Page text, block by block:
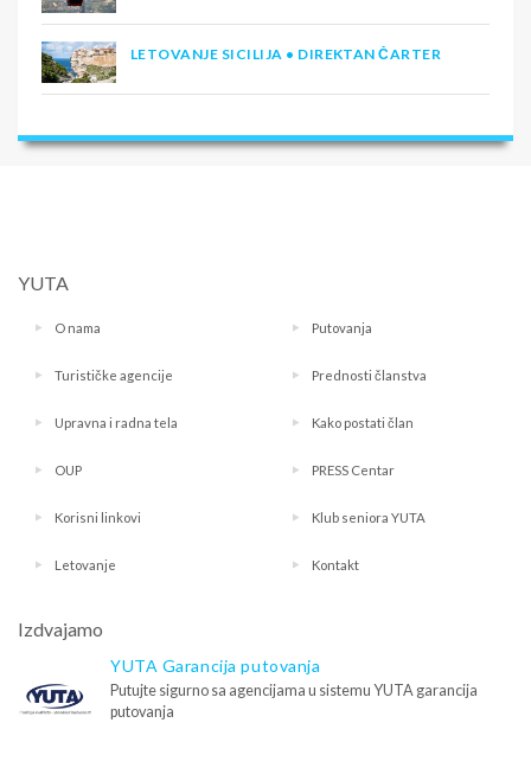
LETOVANJE SICILIJA • DIREKTAN ČARTER
YUTA
O nama Putovanja
Turističke agencije Prednosti članstva
Upravna i radna tela Kako postati član
OUP PRESS Centar
Korisni linkovi Klub seniora YUTA
Letovanje Kontakt
Izdvajamo
YUTA Garancija putovanja
Putujte sigurno sa agencijama u sistemu YUTA garancija
putovanja